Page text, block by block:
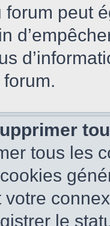
forum peut
tous les
le